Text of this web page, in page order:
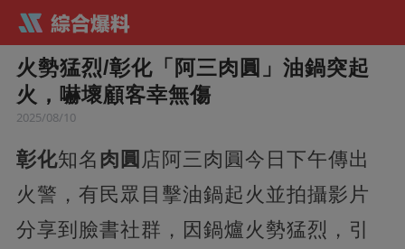
火勢猛烈/彰化「阿三肉圓」油鍋突起
火，嚇壞顧客幸無傷
2025/08/10
彰化知名 肉圓 店阿三肉圓今日下午傳出
火警，有民眾目擊油鍋起火並拍攝影片
分享到臉書社群，因鍋爐火勢猛烈，引